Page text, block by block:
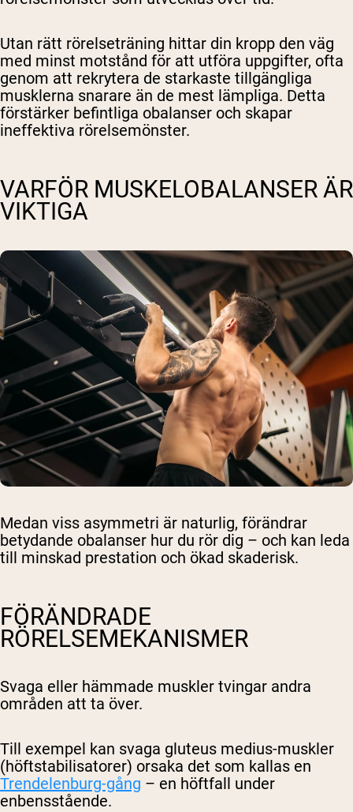
Utan rätt rörelseträning hittar din kropp den väg
med minst motstånd för att utföra uppgifter, ofta
genom att rekrytera de starkaste tillgängliga
musklerna snarare än de mest lämpliga. Detta
förstärker befintliga obalanser och skapar
ineffektiva rörelsemönster.
VARFÖR MUSKELOBALANSER ÄR
VIKTIGA
Medan viss asymmetri är naturlig, förändrar
betydande obalanser hur du rör dig – och kan leda
till minskad prestation och ökad skaderisk.
FÖRÄNDRADE
RÖRELSEMEKANISMER
Svaga eller hämmade muskler tvingar andra
områden att ta över.
Till exempel kan svaga gluteus medius-muskler
(höftstabilisatorer) orsaka det som kallas en
Trendelenburg-gång – en höftfall under
enbensstående.